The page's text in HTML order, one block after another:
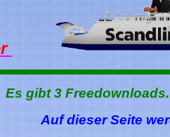
Es gibt 3
Auf dieser Seite